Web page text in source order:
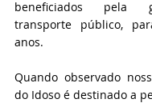
beneficiados pela
transporte público,
anos.
Quando observado
do Idoso é destinado a